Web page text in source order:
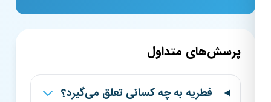
پرسش‌های متداول
فطریه به چه کسانی تعلق می‌گیرد؟